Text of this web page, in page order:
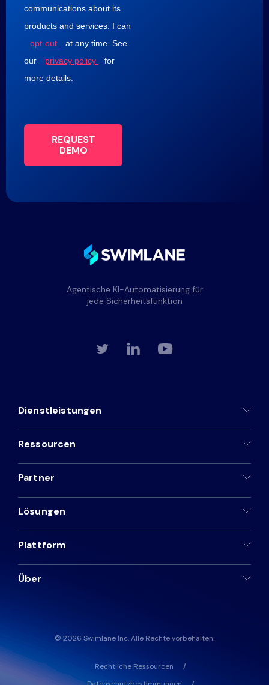
communications about its
products and services. I can
opt-out
at any time. See
our
privacy policy
for
more details.
REQUEST
DEMO
Agentische KI-Automatisierung für
jede Sicherheitsfunktion
© 2026 Swimlane Inc. Alle Rechte vorbehalten.
Rechtliche Ressourcen
Dienstleistungen
Ressourcen
Partner
Lösungen
Plattform
Über